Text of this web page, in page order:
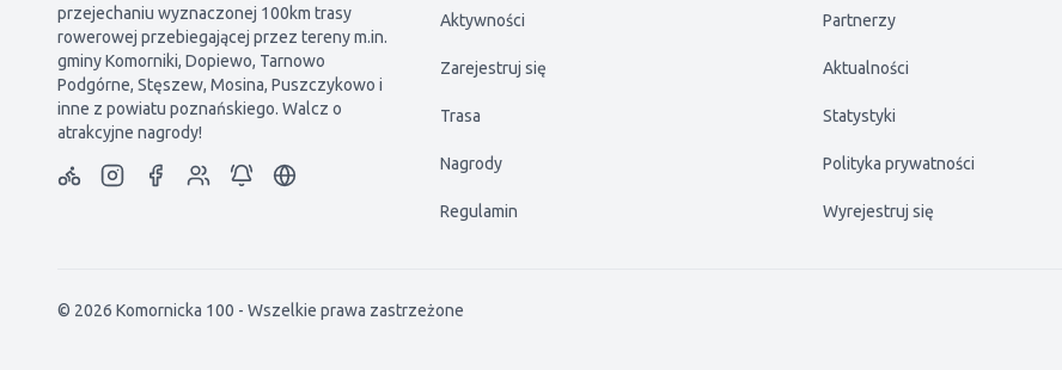
przejechaniu wyznaczonej 100km trasy
rowerowej przebiegającej przez tereny m.in.
gminy Komorniki, Dopiewo, Tarnowo
Podgórne, Stęszew, Mosina, Puszczykowo i
inne z powiatu poznańskiego. Walcz o
atrakcyjne nagrody!
Aktywności
Zarejestruj się
Trasa
Nagrody
Regulamin
Partnerzy
Aktualności
Statystyki
Polityka prywatności
Wyrejestruj się
© 2026 Komornicka 100 - Wszelkie prawa zastrzeżone